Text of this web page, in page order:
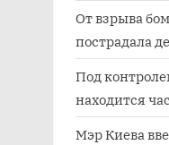
От взрыва
пострадала
Под
находится
Мэр Киева